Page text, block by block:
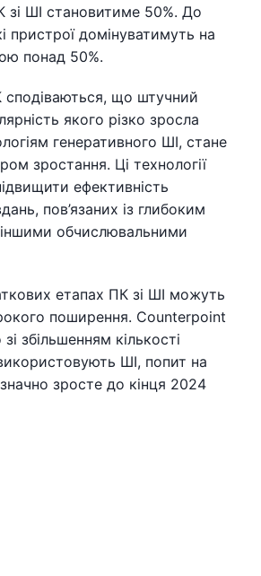
зі ШІ становитиме 50%. До
пристрої домінуватимуть на
понад 50%.
що штучний
якого різко зросла
генеративного ШІ, стане
зростання. Ці технології
ефективність
пов’язаних із глибоким
обчислювальними
етапах ПК зі ШІ можуть
поширення. Counterpoint
збільшенням кількості
ШІ, попит на
зросте до кінця 2024